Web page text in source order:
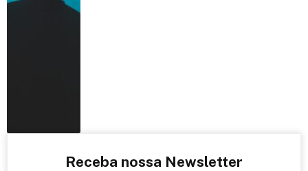
Receba nossa Newsletter